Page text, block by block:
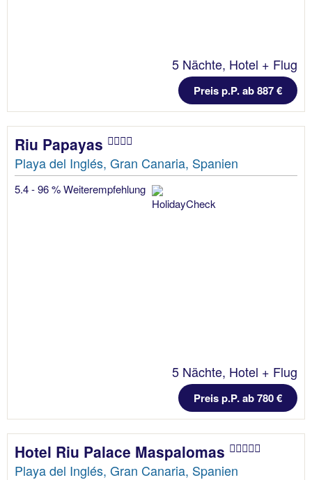
5 Nächte, Hotel + Flug
Preis p.P. ab 887 €
Riu Papayas
Playa del Inglés, Gran Canaria, Spanien
5.4 - 96 % Weiterempfehlung
5 Nächte, Hotel + Flug
Preis p.P. ab 780 €
Hotel Riu Palace Maspalomas
Playa del Inglés, Gran Canaria, Spanien